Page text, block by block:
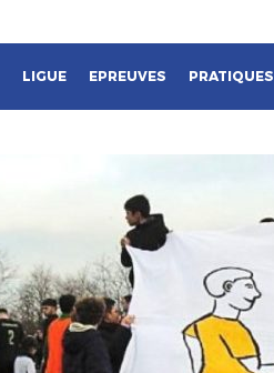
LIGUE EPREUVES PRATIQUES